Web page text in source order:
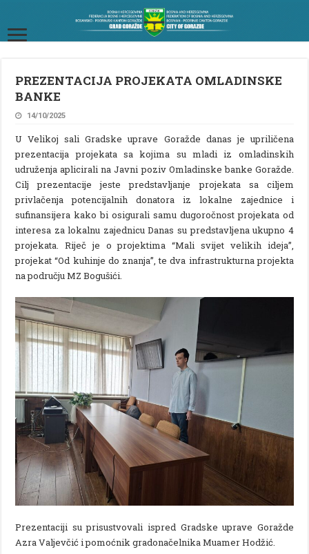
PREZENTACIJA PROJEKATA OMLADINSKE
BANKE
14/10/2025
U Velikoj sali Gradske uprave Goražde danas je upriličena
prezentacija projekata sa kojima su mladi iz omladinskih
udruženja aplicirali na Javni poziv Omladinske banke Goražde.
Cilj prezentacije jeste predstavljanje projekata sa ciljem
privlačenja potencijalnih donatora iz lokalne zajednice i
sufinansijera kako bi osigurali samu dugoročnost projekata od
interesa za lokalnu zajednicu Danas su predstavljena ukupno 4
projekata. Riječ je o projektima “Mali svijet velikih ideja”,
projekat “Od kuhinje do znanja”, te dva infrastrukturna projekta
na području MZ Bogušići.
Prezentaciji su prisustvovali ispred Gradske uprave Goražde
Azra Valjevčić i pomoćnik gradonačelnika Muamer Hodžić.